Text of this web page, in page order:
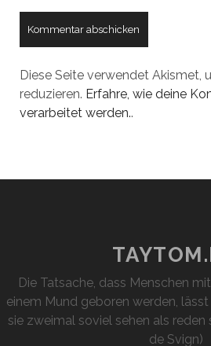
Diese Seite verwendet Akismet,
reduzieren. Erfahre, wie deine
verarbeitet werden..
Die Tatsache, dass Menschen
einem Mund geboren werden,
sie zweimal soviel sehen als reden
de Svign)